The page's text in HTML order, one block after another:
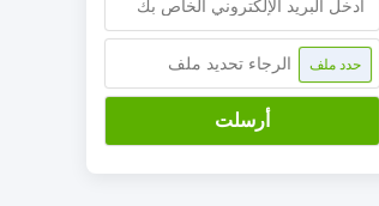
حدد ملف الرجاء تحديد ملف
أرسلت